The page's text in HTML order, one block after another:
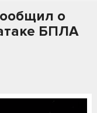
о
БПЛА